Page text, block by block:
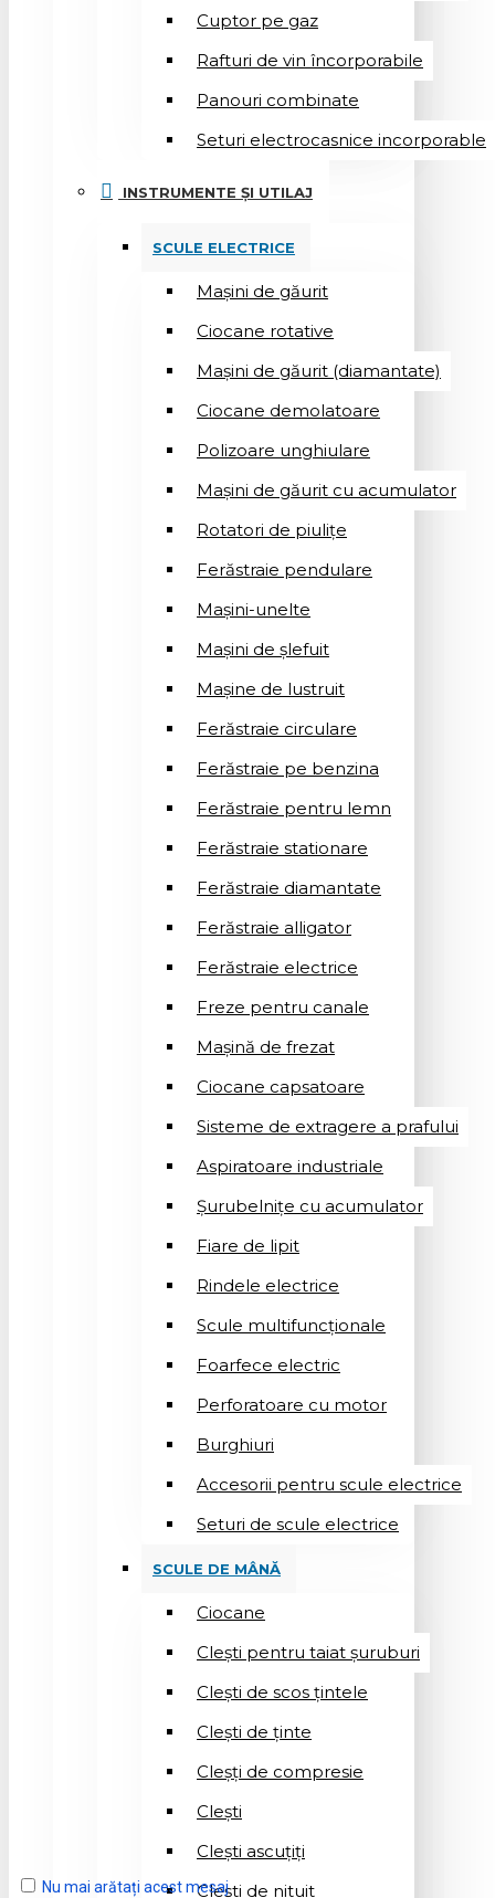
Cuptor pe gaz
Rafturi de vin încorporabile
Panouri combinate
Seturi electrocasnice incorporable
INSTRUMENTE ȘI UTILAJ
SCULE ELECTRICE
Mașini de găurit
Ciocane rotative
Mașini de găurit (diamantate)
Ciocane demolatoare
Polizoare unghiulare
Mașini de găurit cu acumulator
Rotatori de piuliţe
Ferăstraie pendulare
Mașini-unelte
Mașini de șlefuit
Mașinе de lustruit
Ferăstraie circulare
Ferăstraie pe benzina
Ferăstraie pentru lemn
Ferăstraie stationare
Ferăstraie diamantate
Ferăstraie alligator
Ferăstraie electrice
Freze pentru canale
Mașină de frezat
Ciocane capsatoare
Sisteme de extragere a prafului
Aspiratoare industriale
Șurubelnițe cu acumulator
Fiare de lipit
Rindele electrice
Scule multifuncționale
Foarfece electric
Perforatoare cu motor
Burghiuri
Accesorii pentru scule electrice
Seturi de scule electrice
SCULE DE MÂNĂ
Ciocane
Cleşti pentru taiat șuruburi
Clești de scos țintele
Clești de ținte
Cleșți de compresie
Cleşti
Clești ascuțiți
Cleşti de nituit
Nu mai arătați acest mesaj